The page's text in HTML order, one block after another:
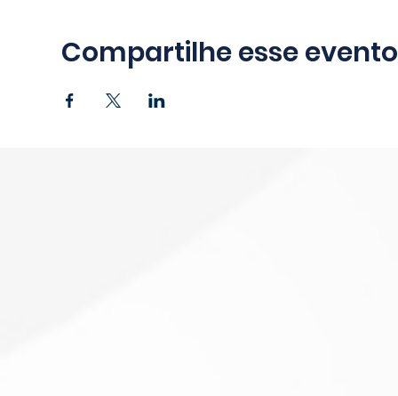
limitadíssimas e esgotam rápido!
Compartilhe esse evento